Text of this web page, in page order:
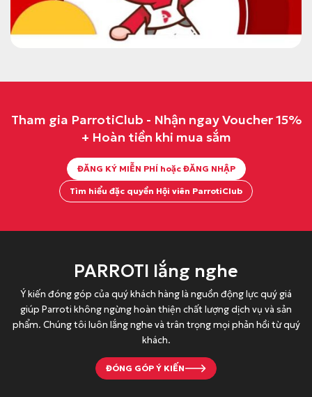
Tham gia ParrotiClub - Nhận ngay Voucher 15%
+ Hoàn tiền khi mua sắm
ĐĂNG KÝ MIỄN PHÍ hoặc ĐĂNG NHẬP
Tìm hiểu đặc quyền Hội viên ParrotiClub
PARROTI lắng nghe
Ý kiến đóng góp của quý khách hàng là nguồn động lực quý giá
giúp Parroti không ngừng hoàn thiện chất lượng dịch vụ và sản
phẩm. Chúng tôi luôn lắng nghe và trân trọng mọi phản hồi từ quý
khách.
ĐÓNG GÓP Ý KIẾN